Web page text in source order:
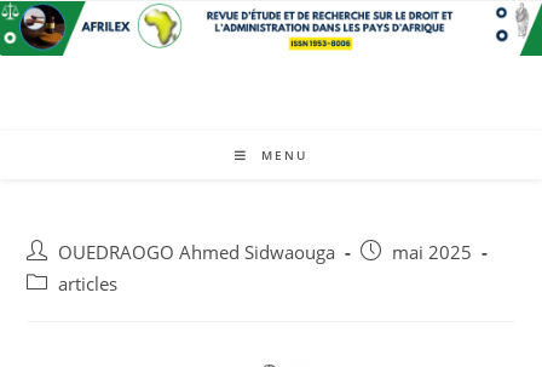
MENU
OUEDRAOGO Ahmed Sidwaouga
mai 2025
articles